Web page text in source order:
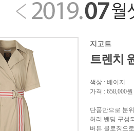
지고트
트렌치
색상 : 베이지
가격 : 658,000원
단품만으로 분
허리 밴딩 구성
버튼 클로징으